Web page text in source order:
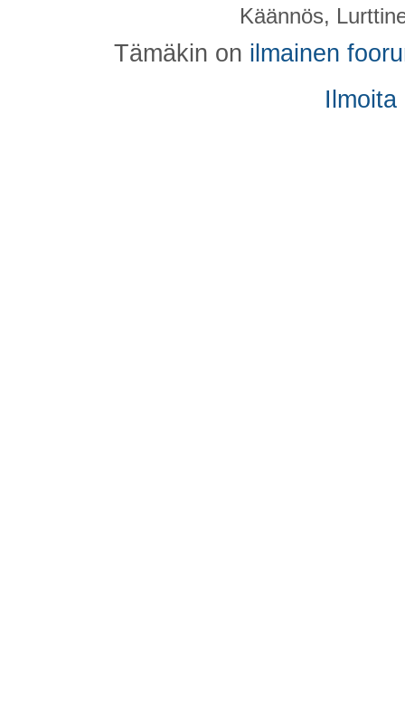
Käännös,
Tämäkin on ilmainen